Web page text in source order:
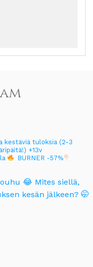
kestäviä tuloksia (2-3
+13v
BURNER -57%